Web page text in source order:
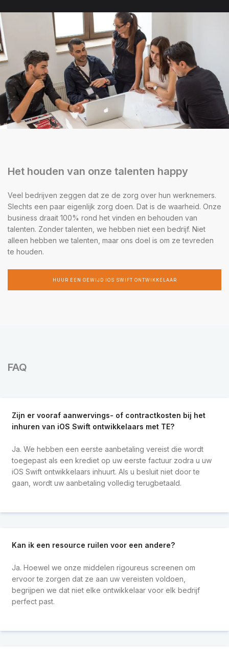
Het houden van onze talenten happy
Veel bedrijven zeggen dat ze de zorg over hun werknemers.
Slechts een paar eigenlijk zorg doen. Dat is de waarheid. Onze
business draait 100% rond het vinden en behouden van
talenten. Zonder talenten, we hebben niet een bedrijf. Niet
alleen hebben we talenten, maar ons doel is om ze tevreden
te houden.
HUUR EEN GEWIJD IOS SWIFT ONTWIKKELAAR
FAQ
Zijn er vooraf aanwervings- of contractkosten bij het
inhuren van iOS Swift ontwikkelaars met TE?
Ja. We hebben een eerste aanbetaling vereist die wordt
toegepast als een krediet op uw eerste factuur zodra u uw
iOS Swift ontwikkelaars inhuurt. Als u besluit niet door te
gaan, wordt uw aanbetaling volledig terugbetaald.
Kan ik een resource ruilen voor een andere?
Ja. Hoewel we onze middelen rigoureus screenen om
ervoor te zorgen dat ze aan uw vereisten voldoen,
begrijpen we dat niet elke ontwikkelaar voor elk bedrijf
perfect past.